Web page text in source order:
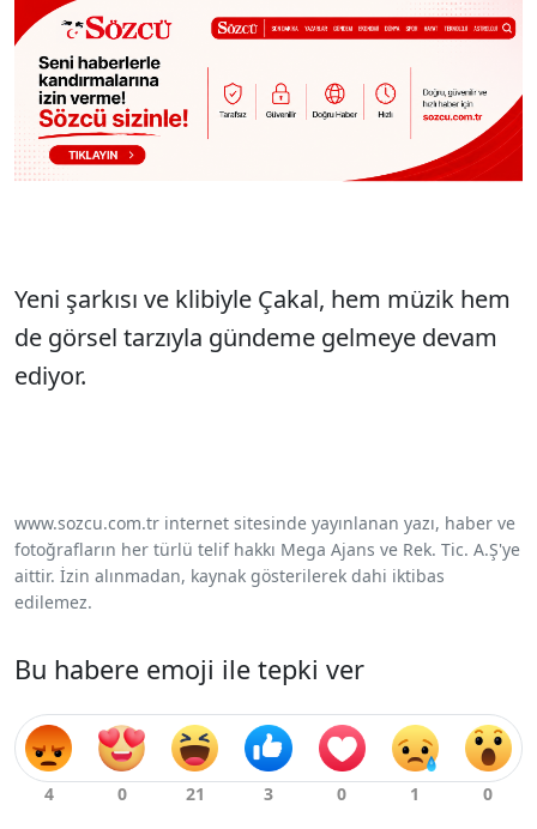
Yeni şarkısı ve klibiyle Çakal, hem müzik hem
de görsel tarzıyla gündeme gelmeye devam
ediyor.
www.sozcu.com.tr internet sitesinde yayınlanan yazı, haber ve
fotoğrafların her türlü telif hakkı Mega Ajans ve Rek. Tic. A.Ş'ye
aittir. İzin alınmadan, kaynak gösterilerek dahi iktibas
edilemez.
Bu habere emoji ile tepki ver